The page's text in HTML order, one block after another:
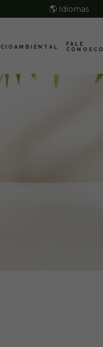
🌎 Idiomas
FALE
CONOSCO